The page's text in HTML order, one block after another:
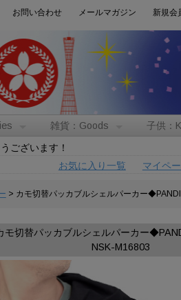
お問い合わせ メールマガジン 新規会
雑貨：Goods 子供：
ございます！
お気に入り一覧
マイペ
> カモ切替パッカブルシェルパーカー
モ切替パッカブルシェルパーカー
NSK-M16803